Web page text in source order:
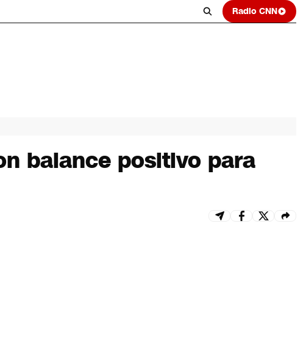
Radio CNN
balance positivo para